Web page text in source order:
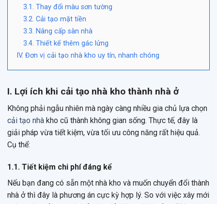
3.1. Thay đổi màu sơn tường
3.2. Cải tạo mặt tiền
3.3. Nâng cấp sàn nhà
3.4. Thiết kế thêm gác lửng
IV. Đơn vị cải tạo nhà kho uy tín, nhanh chóng
I. Lợi ích khi cải tạo nhà kho thành nhà ở
Không phải ngẫu nhiên mà ngày càng nhiều gia chủ lựa chọn
cải tạo nhà kho cũ thành không gian sống. Thực tế, đây là
giải pháp vừa tiết kiệm, vừa tối ưu công năng rất hiệu quả.
Cụ thể:
1.1. Tiết kiệm chi phí đáng kể
Nếu bạn đang có sẵn một nhà kho và muốn chuyển đổi thành
nhà ở thì đây là phương án cực kỳ hợp lý. So với việc xây mới